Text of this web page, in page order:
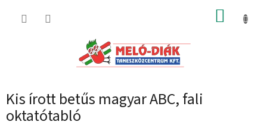
KOSÁR
Kis írott betűs magyar ABC, fali
oktatótabló